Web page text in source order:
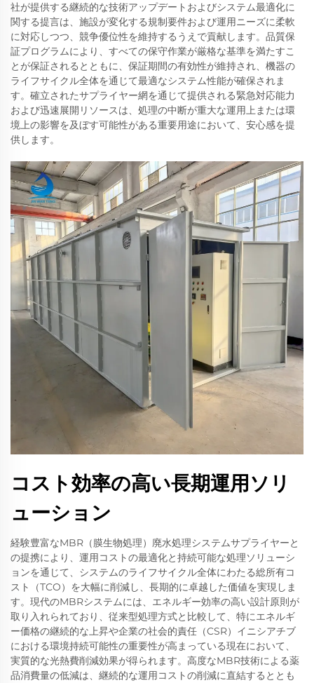
社が提供する継続的な技術アップデートおよびシステム最適化に
関する提言は、施設が変化する規制要件および運用ニーズに柔軟
に対応しつつ、競争優位性を維持するうえで貢献します。品質保
証プログラムにより、すべての保守作業が厳格な基準を満たすこ
とが保証されるとともに、保証期間の有効性が維持され、機器の
ライフサイクル全体を通じて最適なシステム性能が確保されま
す。確立されたサプライヤー網を通じて提供される緊急対応能力
および迅速展開リソースは、処理の中断が重大な運用上または環
境上の影響を及ぼす可能性がある重要用途において、安心感を提
供します。
コスト効率の高い長期運用ソリ
ューション
経験豊富なMBR（膜生物処理）廃水処理システムサプライヤーと
の提携により、運用コストの最適化と持続可能な処理ソリューシ
ョンを通じて、システムのライフサイクル全体にわたる総所有コ
スト（TCO）を大幅に削減し、長期的に卓越した価値を実現しま
す。現代のMBRシステムには、エネルギー効率の高い設計原則が
取り入れられており、従来型処理方式と比較して、特にエネルギ
ー価格の継続的な上昇や企業の社会的責任（CSR）イニシアチブ
における環境持続可能性の重要性が高まっている現在において、
実質的な光熱費削減効果が得られます。高度なMBR技術による薬
品消費量の低減は、継続的な運用コストの削減に直結するととも